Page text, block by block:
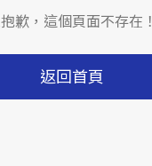
歉，這個頁面不存在！
返回首頁